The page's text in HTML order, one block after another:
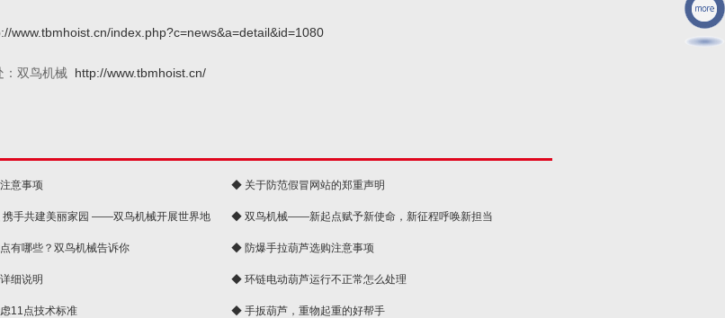
www.tbmhoist.cn/index.php?c=news&a=detail&id=1080
：双鸟机械 http://www.tbmhoist.cn/
意事项 ◆ 关于防范假冒网站的郑重声明
手共建美丽家园 ——双鸟机械开展世界地 ◆ 双鸟机械——新起点赋予新使命，新征程呼唤新担当
有哪些？双鸟机械告诉你 ◆ 防爆手拉葫芦选购注意事项
细说明 ◆ 环链电动葫芦运行不正常怎么处理
11点技术标准 ◆ 手扳葫芦，重物起重的好帮手